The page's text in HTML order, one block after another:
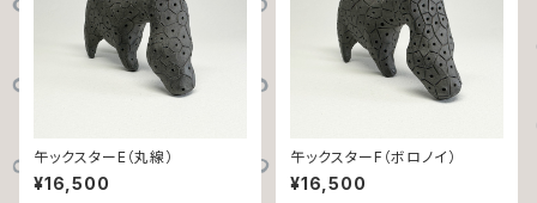
午ックスターE（丸線）
¥16,500
午ックスターF（ボロノイ）
¥16,500